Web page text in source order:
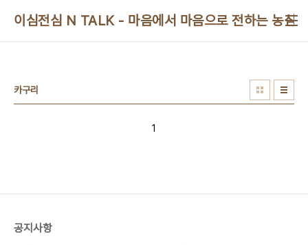
이심전심 N TALK - 마음에서 마음으로 전하는 농심
카구리
1
공지사항